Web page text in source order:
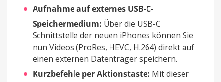
Aufnahme auf externes USB-C-
Speichermedium: Über die USB-C
Schnittstelle der neuen iPhones können Sie
nun Videos (ProRes, HEVC, H.264) direkt auf
einen externen Datenträger speichern.
Kurzbefehle per Aktionstaste: Mit dieser